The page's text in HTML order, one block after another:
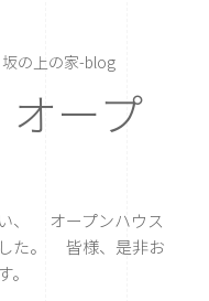
坂の上の家-blog
ープ
、 オープンハウス
た。 皆様、是非お